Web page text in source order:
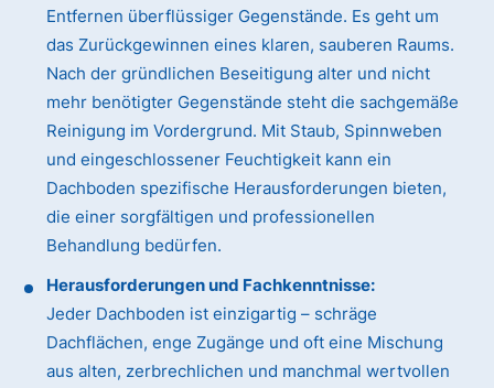
Entfernen überflüssiger Gegenstände. Es geht um
das Zurückgewinnen eines klaren, sauberen Raums.
Nach der gründlichen Beseitigung alter und nicht
mehr benötigter Gegenstände steht die sachgemäße
Reinigung im Vordergrund. Mit Staub, Spinnweben
und eingeschlossener Feuchtigkeit kann ein
Dachboden spezifische Herausforderungen bieten,
die einer sorgfältigen und professionellen
Behandlung bedürfen.
Herausforderungen und Fachkenntnisse:
Jeder Dachboden ist einzigartig – schräge
Dachflächen, enge Zugänge und oft eine Mischung
aus alten, zerbrechlichen und manchmal wertvollen